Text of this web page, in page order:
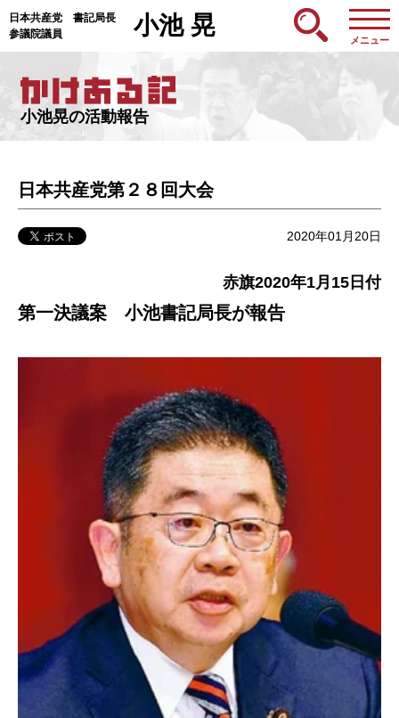
日本共産党 書記局長
参議院議員
小池 晃
メニュー
小池晃の活動報告
日本共産党第２８回大会
2020年01月20日
赤旗2020年1月15日付
第一決議案 小池書記局長が報告